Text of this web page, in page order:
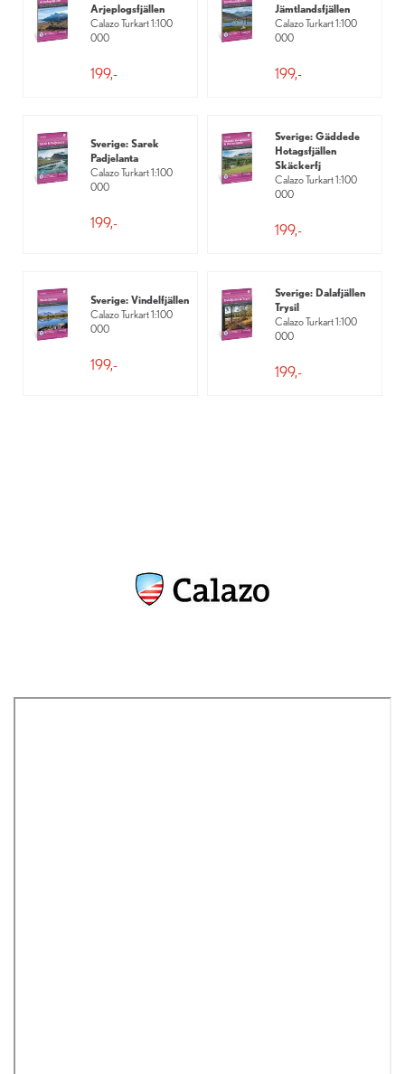
Arjeplogsfjällen
Calazo Turkart 1:100
000
199,-
Jämtlandsfjällen
Calazo Turkart 1:100
000
199,-
Sverige: Sarek
Padjelanta
Calazo Turkart 1:100
000
199,-
Sverige: Gäddede
Hotagsfjällen
Skäckerfj
Calazo Turkart 1:100
000
199,-
Sverige: Vindelfjällen
Calazo Turkart 1:100
000
199,-
Sverige: Dalafjällen
Trysil
Calazo Turkart 1:100
000
199,-